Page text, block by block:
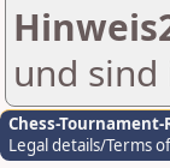
und
Chess-
Legal details/Terms